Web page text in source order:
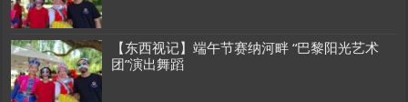
【东西视记】端午节赛纳河畔 “巴黎阳光艺术
团”演出舞蹈